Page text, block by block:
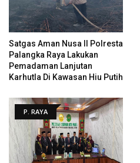
Satgas Aman Nusa II Polresta
Palangka Raya Lakukan
Pemadaman Lanjutan
Karhutla Di Kawasan Hiu Putih
P. RAYA